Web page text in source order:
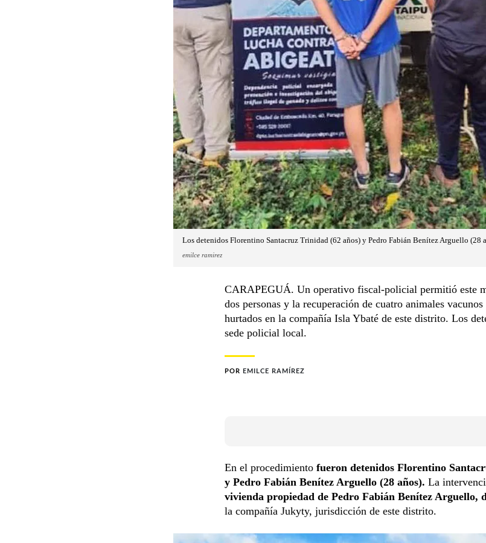
Los detenidos Florentino Santacruz Trinidad (62 años) y Pedro Fabián Benítez Arguello (28
emilce ramirez
CARAPEGUÁ. Un operativo fiscal-policial permitió este
dos personas y la recuperación de cuatro animales
hurtados en la compañía Isla Ybaté de este distrito. Los
sede policial local.
POR EMILCE RAMÍREZ
En el procedimiento fueron detenidos Florentino
y Pedro Fabián Benítez Arguello (28 años). La
vivienda propiedad de Pedro Fabián Benítez Arguello,
la compañía Jukyty, jurisdicción de este distrito.